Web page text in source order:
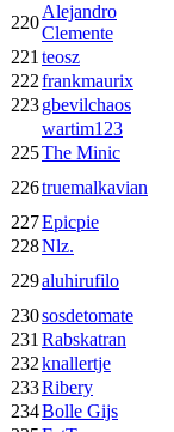
220
Alejandro
Clemente
221teosz
222frankmaurix
223gbevilchaos
wartim123
225The Minic
226truemalkavian
227Epicpie
228Nlz.
229aluhirufilo
230sosdetomate
231Rabskatran
232knallertje
233Ribery
234Bolle Gijs